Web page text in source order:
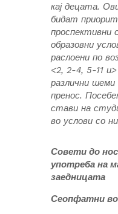
кај децата.
бидат
проспективни
образовни
раслоени по
<2, 2-4, 5-11
различни шеми
пренос.
стави на
во услови со
Совети до
употреба на
заедницата
Сеопфатни